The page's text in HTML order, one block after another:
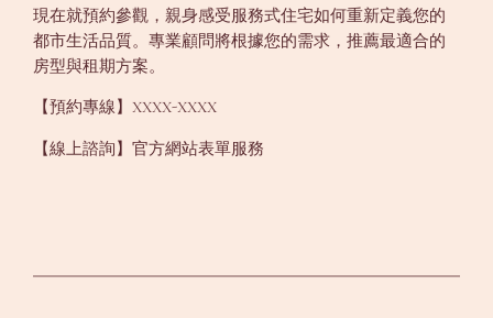
現在就預約參觀，親身感受服務式住宅如何重新定義您的
都市生活品質。專業顧問將根據您的需求，推薦最適合的
房型與租期方案。
【預約專線】XXXX-XXXX
【線上諮詢】官方網站表單服務